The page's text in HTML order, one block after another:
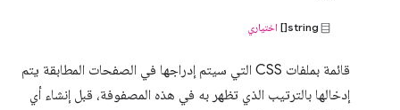
string[] اختياري
قائمة بملفات CSS التي سيتم إدراجها في الصفحات المطابقة يتم
إدخالها بالترتيب الذي تظهر به في هذه المصفوفة، قبل إنشاء أي